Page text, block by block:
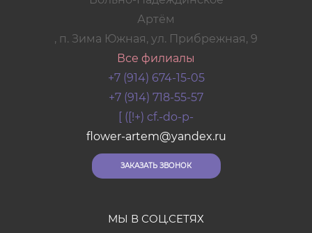
Артём
, п. Зима Южная, ул. Прибрежная, 9
Все филиалы
+7 (914) 674-15-05
+7 (914) 718-55-57
[ ([!+) cf.-do-p-
flower-artem@yandex.ru
ЗАКАЗАТЬ ЗВОНОК
МЫ В СОЦ.СЕТЯХ